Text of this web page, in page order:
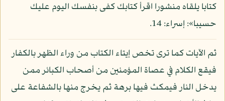
كتابا يلقاه منشورا اقرأ كتابك كفى بنفسك اليوم عليك
حسيبا»: إسراء: 14.
ثم الآيات كما ترى تخص إيتاء الكتاب من وراء الظهر بالكفار
فيقع الكلام في عصاة المؤمنين من أصحاب الكبائر ممن
يدخل النار فيمكث فيها برهة ثم يخرج منها بالشفاعة على